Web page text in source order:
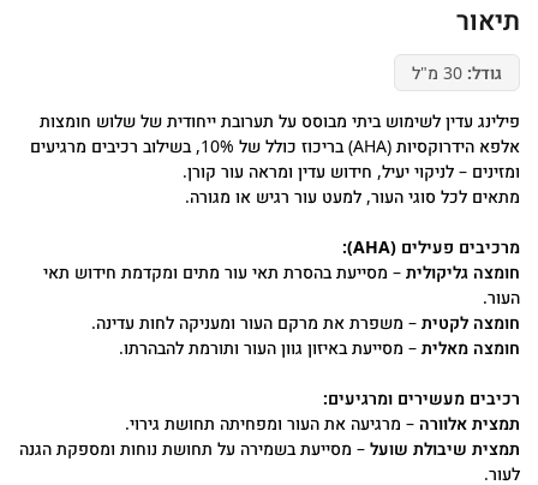
תיאור
גודל: 30 מ"ל
פילינג עדין לשימוש ביתי מבוסס על תערובת ייחודית של שלוש חומצות
אלפא הידרוקסיות (AHA) בריכוז כולל של 10%, בשילוב רכיבים מרגיעים
ומזינים – לניקוי יעיל, חידוש עדין ומראה עור קורן.
מתאים לכל סוגי העור, למעט עור רגיש או מגורה.
מרכיבים פעילים (AHA):
חומצה גליקולית – מסייעת בהסרת תאי עור מתים ומקדמת חידוש תאי
העור.
חומצה לקטית – משפרת את מרקם העור ומעניקה לחות עדינה.
חומצה מאלית – מסייעת באיזון גוון העור ותורמת להבהרתו.
רכיבים מעשירים ומרגיעים:
תמצית אלוורה – מרגיעה את העור ומפחיתה תחושת גירוי.
תמצית שיבולת שועל – מסייעת בשמירה על תחושת נוחות ומספקת הגנה
לעור.